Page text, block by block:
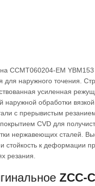
CCMT060204-EM YBM153
для наружного точения.
усиленная
наружной обработки вязкой
с прерывистым
CVD для
нержавеющих сталей.
и стойкость к деформации
резания.
ZCC-